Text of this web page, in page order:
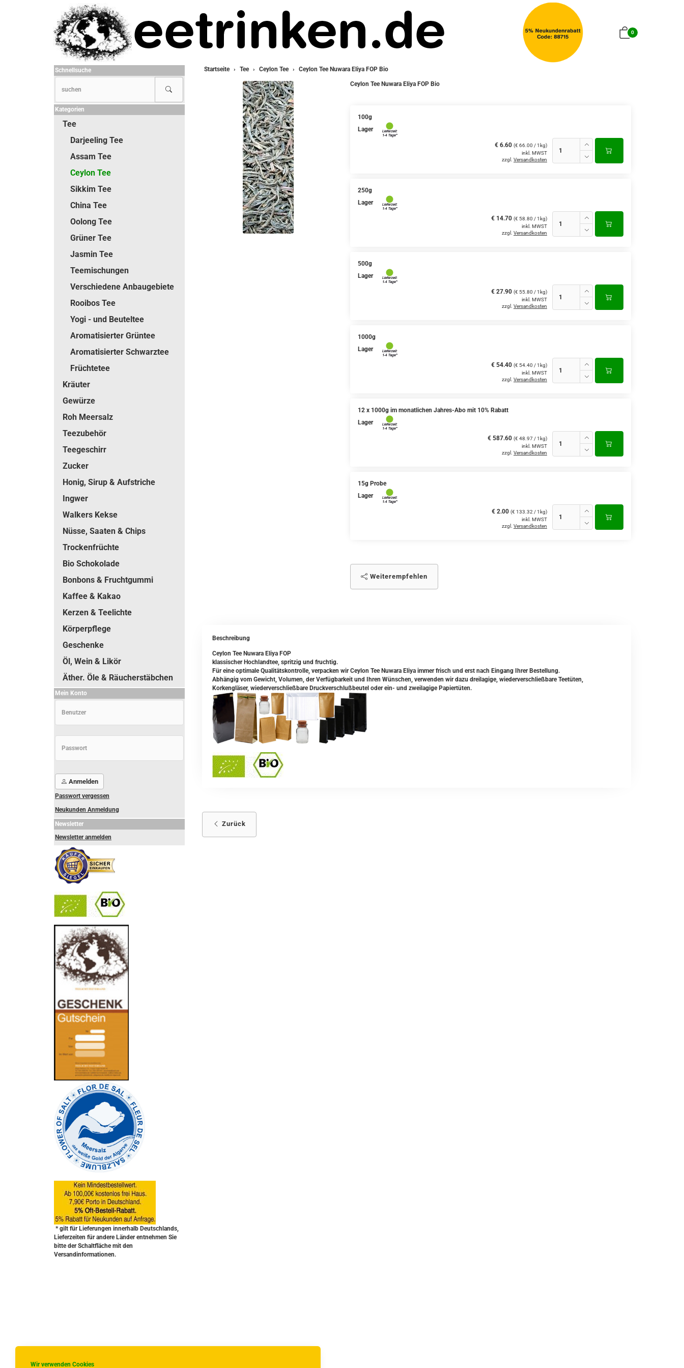
Wir verwenden Cookies
0
Startseite Tee Ceylon Tee Ceylon Tee Nuwara Eliya FOP Bio
Ceylon Tee Nuwara Eliya FOP Bio
100g
Lager
€ 6.60 (€ 66.00 / 1kg)
inkl. MWST
zzgl. Versandkosten
250g
Lager
€ 14.70 (€ 58.80 / 1kg)
inkl. MWST
zzgl. Versandkosten
500g
Lager
€ 27.90 (€ 55.80 / 1kg)
inkl. MWST
zzgl. Versandkosten
1000g
Lager
€ 54.40 (€ 54.40 / 1kg)
inkl. MWST
zzgl. Versandkosten
12 x 1000g im monatlichen Jahres-Abo mit 10% Rabatt
Lager
€ 587.60 (€ 48.97 / 1kg)
inkl. MWST
zzgl. Versandkosten
15g Probe
Lager
€ 2.00 (€ 133.32 / 1kg)
inkl. MWST
zzgl. Versandkosten
Weiterempfehlen
Beschreibung
Ceylon Tee Nuwara Eliya FOP
klassischer Hochlandtee, spritzig und fruchtig.
Für eine optimale Qualitätskontrolle, verpacken wir Ceylon Tee Nuwara Eliya immer frisch und erst nach Eingang Ihrer Bestellung.
Abhängig vom Gewicht, Volumen, der Verfügbarkeit und Ihren Wünschen, verwenden wir dazu dreilagige, wiederverschließbare Teetüten,
Korkengläser, wiederverschließbare Druckverschlußbeutel oder ein- und zweilagige Papiertüten.
Zurück
Schnellsuche
Kategorien
Tee
Darjeeling Tee
Assam Tee
Ceylon Tee
Sikkim Tee
China Tee
Oolong Tee
Grüner Tee
Jasmin Tee
Teemischungen
Verschiedene Anbaugebiete
Rooibos Tee
Yogi - und Beuteltee
Aromatisierter Grüntee
Aromatisierter Schwarztee
Früchtetee
Kräuter
Gewürze
Roh Meersalz
Teezubehör
Teegeschirr
Zucker
Honig, Sirup & Aufstriche
Ingwer
Walkers Kekse
Nüsse, Saaten & Chips
Trockenfrüchte
Bio Schokolade
Bonbons & Fruchtgummi
Kaffee & Kakao
Kerzen & Teelichte
Körperpflege
Geschenke
Öl, Wein & Likör
Äther. Öle & Räucherstäbchen
Mein Konto
Anmelden
Passwort vergessen
Neukunden Anmeldung
Newsletter
Newsletter anmelden
* gilt für Lieferungen innerhalb Deutschlands,
Lieferzeiten für andere Länder entnehmen Sie
bitte der Schaltfläche mit den
Versandinformationen.